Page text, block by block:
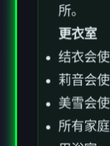
所。
更衣室
结衣会
莉音会
美雪会
所有家